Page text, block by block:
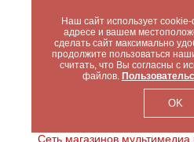
Наш сайт использует
адресе и вашем
сделать сайт максимально
продолжите пользоваться
считать, что Вы согласны с
файлов.
OK
Сеть магазинов мультимедиа